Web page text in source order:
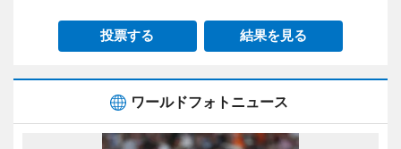
投票する 結果を見る
ワールドフォトニュース